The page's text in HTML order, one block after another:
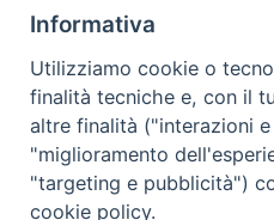
via Bonporti, 20 – 35141 Padova
tel: +39 351 619 2354
e mail:
sede: Casa Sant'Andrea
Informativa
Utilizziamo cookie o
finalità tecniche e, con il
altre finalità ("interazioni
"miglioramento
"targeting e pubblicità")
cookie policy.